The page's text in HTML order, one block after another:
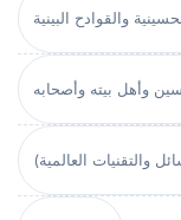
والقوادح البينية
وأهل بيته وأصحابه
والتقنيات العالمية)